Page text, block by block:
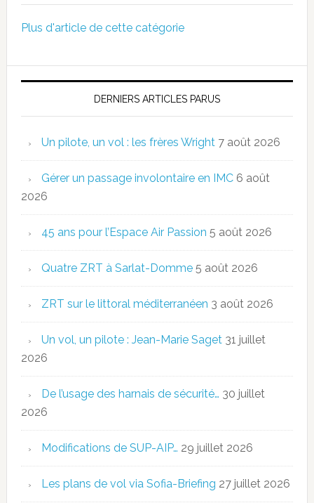
Plus d'article de cette catégorie
DERNIERS ARTICLES PARUS
Un pilote, un vol : les frères Wright 7 août 2026
Gérer un passage involontaire en IMC 6 août
2026
45 ans pour l’Espace Air Passion 5 août 2026
Quatre ZRT à Sarlat-Domme 5 août 2026
ZRT sur le littoral méditerranéen 3 août 2026
Un vol, un pilote : Jean-Marie Saget 31 juillet
2026
De l’usage des harnais de sécurité… 30 juillet
2026
Modifications de SUP-AIP… 29 juillet 2026
Les plans de vol via Sofia-Briefing 27 juillet 2026